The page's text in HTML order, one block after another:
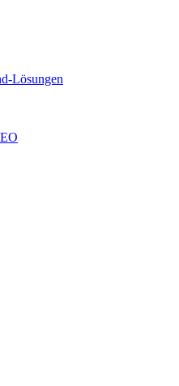
Lösungen